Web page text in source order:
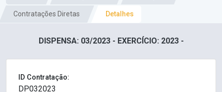
Contratações Diretas Detalhes
DISPENSA: 03/2023 - EXERCÍCIO: 2023 -
ID Contratação: